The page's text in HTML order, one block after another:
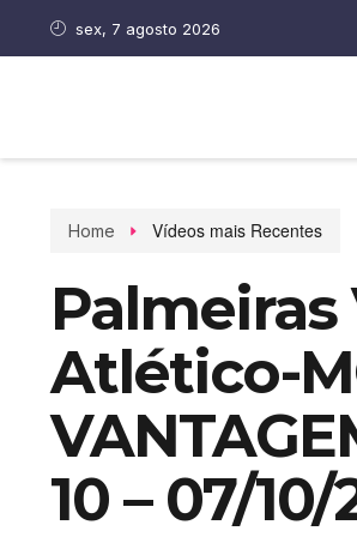
sex, 7 agosto 2026
Home Vídeos mais Recentes
Palmeiras
Atlético-
10 – 07/10/